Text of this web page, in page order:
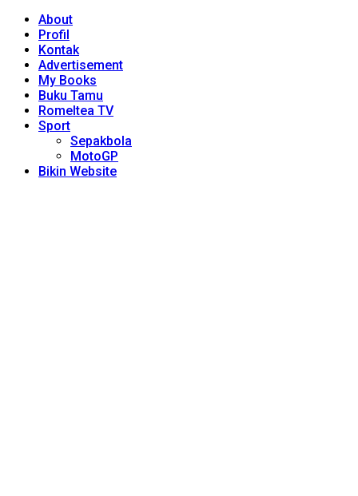
About
Profil
Kontak
Advertisement
My Books
Buku Tamu
Romeltea TV
Sport
Sepakbola
MotoGP
Bikin Website